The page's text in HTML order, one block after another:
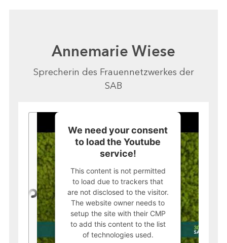
Annemarie Wiese
Sprecherin des Frauennetzwerkes der
SAB
We need your consent
to load the Youtube
service!
This content is not permitted
to load due to trackers that
are not disclosed to the visitor.
The website owner needs to
setup the site with their CMP
to add this content to the list
of technologies used.